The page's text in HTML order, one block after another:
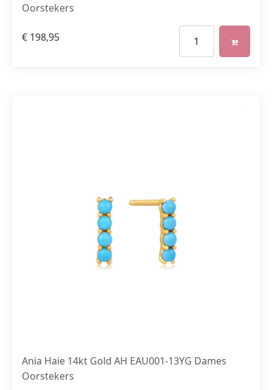
Oorstekers
€ 198,95
Ania Haie 14kt Gold AH EAU001-13YG Dames
Oorstekers